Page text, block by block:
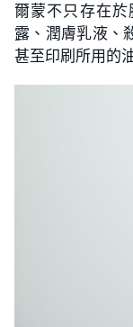
爾蒙不只存在
露、潤膚乳液、
甚至印刷所用的